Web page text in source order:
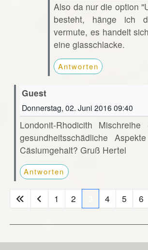
Also da nur die option
besteht, hänge ich
vermute, es handelt
eine glasschlacke.
Antworten
Guest
Donnerstag, 02. Juni 2016 09:40
Londonit-Rhodicith
gesundheitsschädliche
Cäsiumgehalt? Gruß Hertel
Antworten
1 2 4 5 6